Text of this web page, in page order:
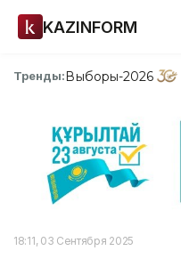
KAZINFORM
Тренды:Выборы-2026
18:11, 03 Сентября 2025